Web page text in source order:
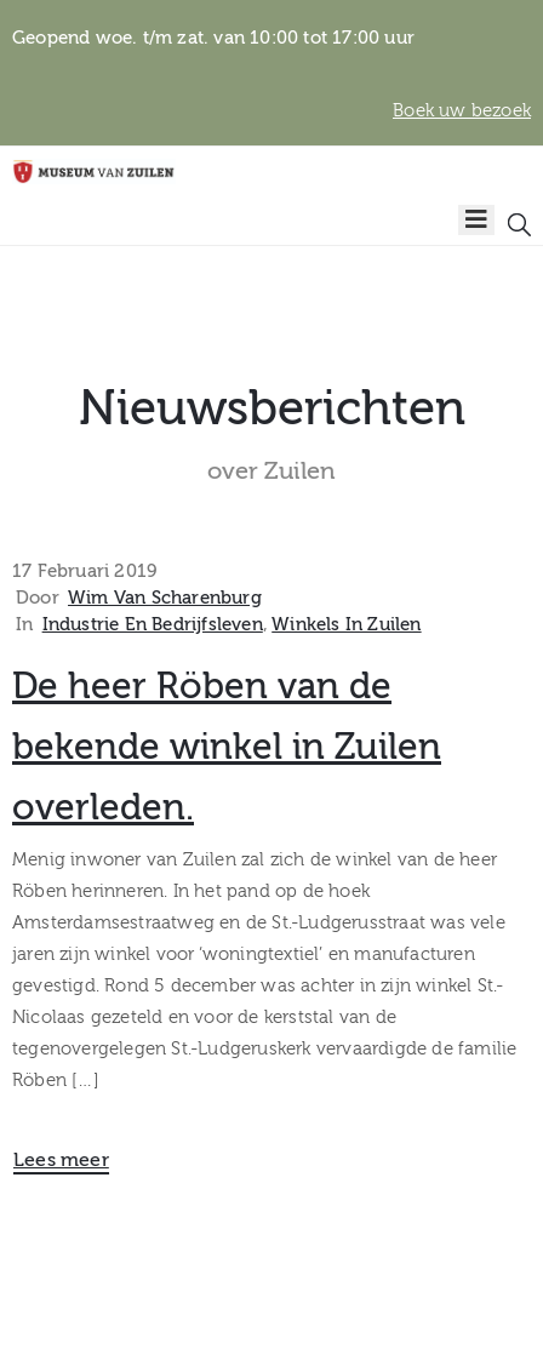
Geopend woe. t/m zat. van 10:00 tot 17:00 uur
Boek uw bezoek
Home
Activiteiten
Verhalen
over
Zuilen
Collectie
Nieuwsberichten
over Zuilen
17 Februari 2019
Door Wim Van Scharenburg
In Industrie En Bedrijfsleven‚Winkels In Zuilen
De heer Röben van de
bekende winkel in Zuilen
overleden.
Menig inwoner van Zuilen zal zich de winkel van de heer
Röben herinneren. In het pand op de hoek
Amsterdamsestraatweg en de St.-Ludgerusstraat was vele
jaren zijn winkel voor ‘woningtextiel’ en manufacturen
gevestigd. Rond 5 december was achter in zijn winkel St.-
Nicolaas gezeteld en voor de kerststal van de
tegenovergelegen St.-Ludgeruskerk vervaardigde de familie
Röben […]
Lees meer
Algemene